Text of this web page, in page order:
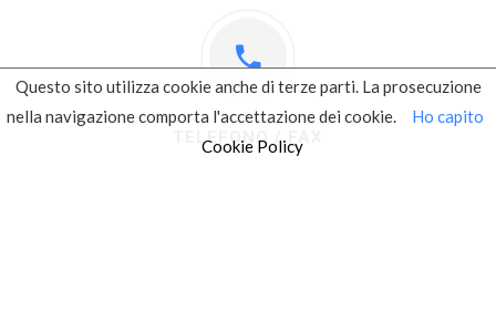
TELEFONO / FAX
Questo sito utilizza cookie anche di terze parti. La prosecuzione
nella navigazione comporta l'accettazione dei cookie.
Ho capito
Cookie Policy